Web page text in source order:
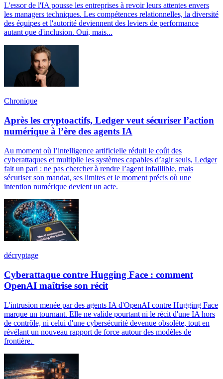
L'essor de l'IA pousse les entreprises à revoir leurs attentes envers
les managers techniques. Les compétences relationnelles, la diversité
des équipes et l'autorité deviennent des leviers de performance
autant que d'inclusion. Oui, mais...
Chronique
Après les cryptoactifs, Ledger veut sécuriser l’action
numérique à l’ère des agents IA
Au moment où l’intelligence artificielle réduit le coût des
cyberattaques et multiplie les systèmes capables d’agir seuls, Ledger
fait un pari : ne pas chercher à rendre l’agent infaillible, mais
sécuriser son mandat, ses limites et le moment précis où une
intention numérique devient un acte.
décryptage
Cyberattaque contre Hugging Face : comment
OpenAI maîtrise son récit
L'intrusion menée par des agents IA d'OpenAI contre Hugging Face
marque un tournant. Elle ne valide pourtant ni le récit d'une IA hors
de contrôle, ni celui d'une cybersécurité devenue obsolète, tout en
révélant un nouveau rapport de force autour des modèles de
frontière.